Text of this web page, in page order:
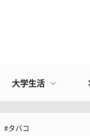
大学生活
#タバコ